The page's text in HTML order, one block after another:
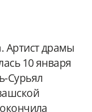
Артист драмы
10 января
Сурьял